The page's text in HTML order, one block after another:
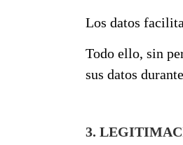
Los datos
Todo ello, sin
sus datos
3.